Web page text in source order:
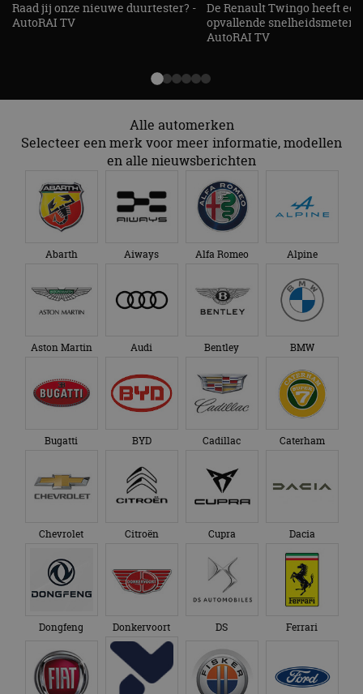
Raad jij onze nieuwe duurtester? -
AutoRAI TV
De Renault Twingo heeft een
opvallende snelheidsmeter! -
AutoRAI TV
Alle automerken
Selecteer een merk voor meer informatie, modellen
en alle nieuwsberichten
Abarth Aiways Alfa Romeo Alpine
Aston Martin Audi Bentley BMW
Bugatti BYD Cadillac Caterham
Chevrolet Citroën Cupra Dacia
Dongfeng Donkervoort DS Ferrari